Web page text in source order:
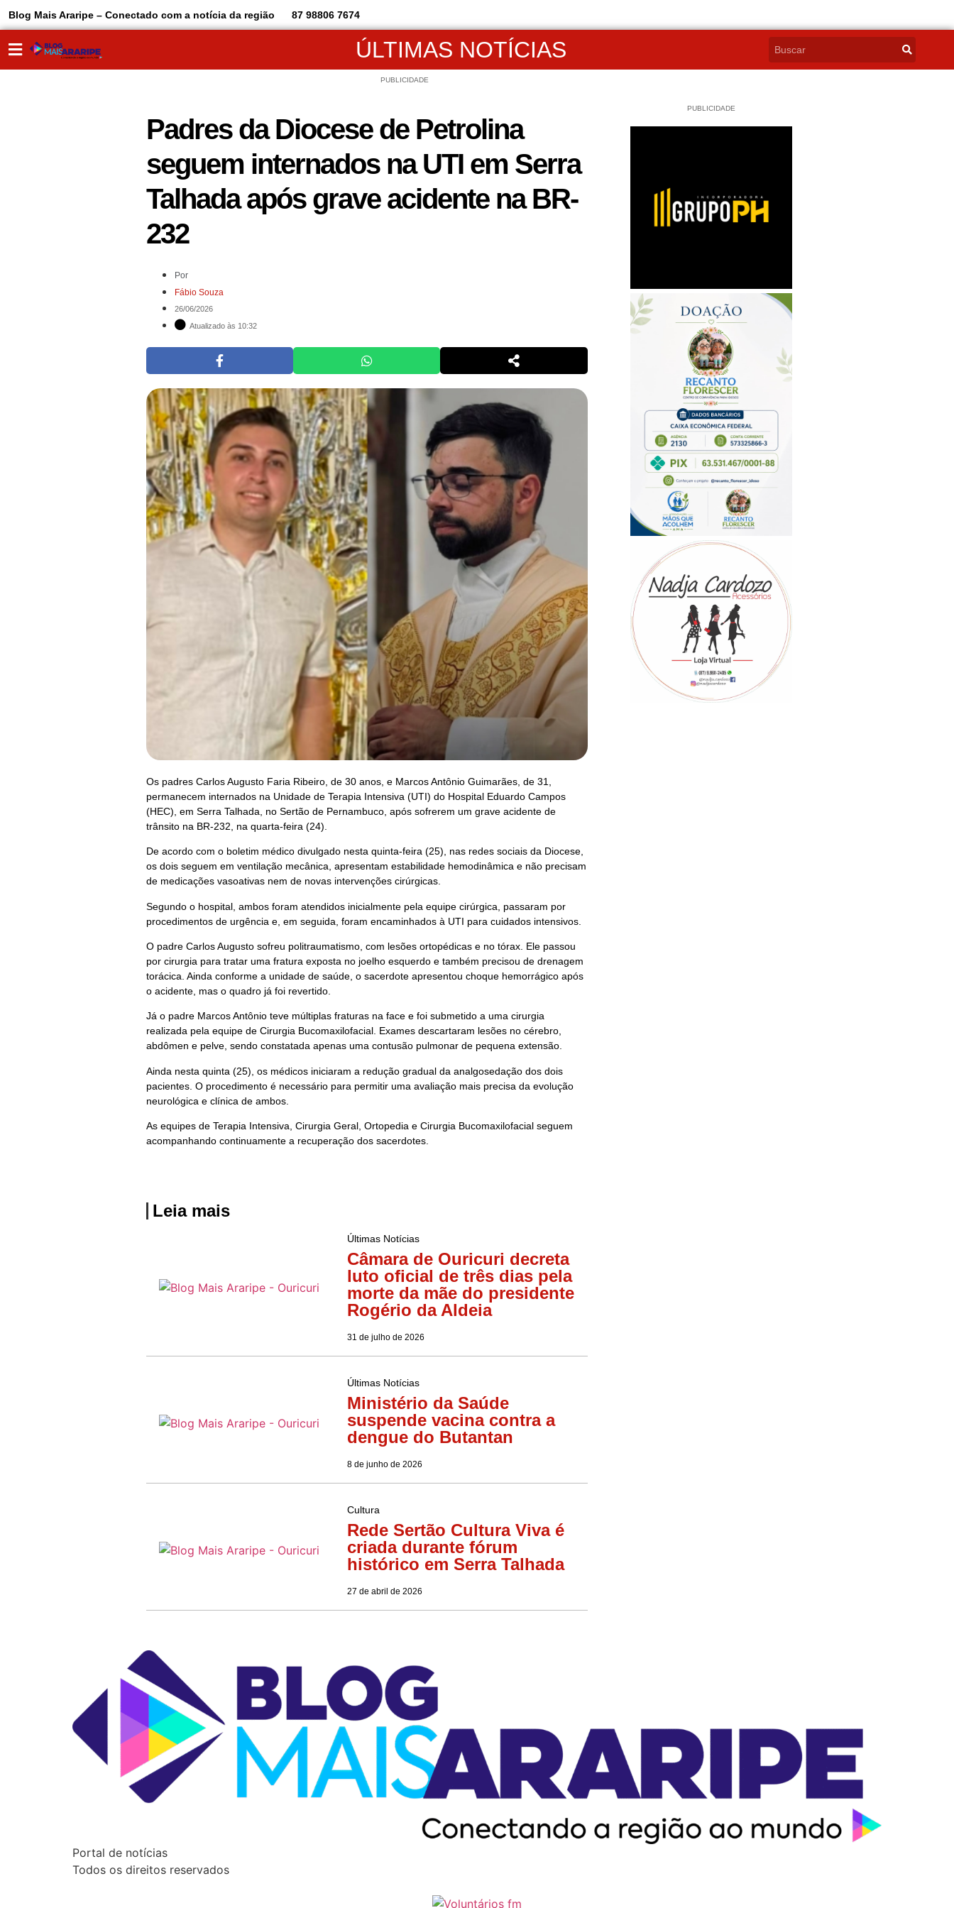
Blog Mais Araripe – Conectado com a notícia da região 87 98806 7674
ÚLTIMAS NOTÍCIAS
PUBLICIDADE
Padres da Diocese de Petrolina
seguem internados na UTI em Serra
Talhada após grave acidente na BR-
232
Por
Fábio Souza
26/06/2026
Atualizado às 10:32
Os padres Carlos Augusto Faria Ribeiro, de 30 anos, e Marcos Antônio Guimarães, de 31,
permanecem internados na Unidade de Terapia Intensiva (UTI) do Hospital Eduardo Campos
(HEC), em Serra Talhada, no Sertão de Pernambuco, após sofrerem um grave acidente de
trânsito na BR-232, na quarta-feira (24).
De acordo com o boletim médico divulgado nesta quinta-feira (25), nas redes sociais da Diocese,
os dois seguem em ventilação mecânica, apresentam estabilidade hemodinâmica e não precisam
de medicações vasoativas nem de novas intervenções cirúrgicas.
Segundo o hospital, ambos foram atendidos inicialmente pela equipe cirúrgica, passaram por
procedimentos de urgência e, em seguida, foram encaminhados à UTI para cuidados intensivos.
O padre Carlos Augusto sofreu politraumatismo, com lesões ortopédicas e no tórax. Ele passou
por cirurgia para tratar uma fratura exposta no joelho esquerdo e também precisou de drenagem
torácica. Ainda conforme a unidade de saúde, o sacerdote apresentou choque hemorrágico após
o acidente, mas o quadro já foi revertido.
Já o padre Marcos Antônio teve múltiplas fraturas na face e foi submetido a uma cirurgia
realizada pela equipe de Cirurgia Bucomaxilofacial. Exames descartaram lesões no cérebro,
abdômen e pelve, sendo constatada apenas uma contusão pulmonar de pequena extensão.
Ainda nesta quinta (25), os médicos iniciaram a redução gradual da analgosedação dos dois
pacientes. O procedimento é necessário para permitir uma avaliação mais precisa da evolução
neurológica e clínica de ambos.
As equipes de Terapia Intensiva, Cirurgia Geral, Ortopedia e Cirurgia Bucomaxilofacial seguem
acompanhando continuamente a recuperação dos sacerdotes.
Leia mais
Últimas Notícias
Câmara de Ouricuri decreta
luto oficial de três dias pela
morte da mãe do presidente
Rogério da Aldeia
31 de julho de 2026
Últimas Notícias
Ministério da Saúde
suspende vacina contra a
dengue do Butantan
8 de junho de 2026
Cultura
Rede Sertão Cultura Viva é
criada durante fórum
histórico em Serra Talhada
27 de abril de 2026
PUBLICIDADE
Portal de notícias
Todos os direitos reservados